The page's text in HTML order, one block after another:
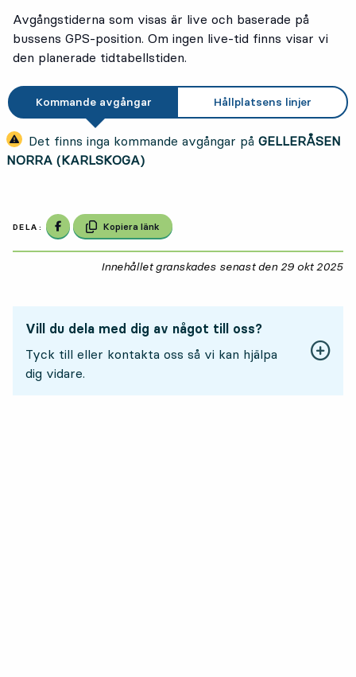
Avgångstiderna som visas är live och baserade på
bussens GPS-position. Om ingen live-tid finns visar vi
den planerade tidtabellstiden.
Kommande avgångar Hållplatsens linjer
Det finns inga kommande avgångar på GELLERÅSEN
NORRA (KARLSKOGA)
DELA: Dela på Facebook
Kopiera länk
Innehållet granskades senast den 29 okt 2025
Vill du dela med dig av något till oss?
Tyck till eller kontakta oss så vi kan hjälpa
dig vidare.